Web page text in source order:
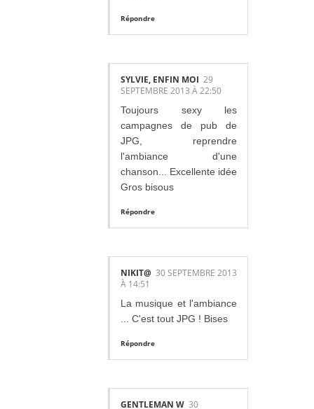
Répondre
SYLVIE, ENFIN MOI 29
SEPTEMBRE 2013 À 22:50
Toujours sexy les
campagnes de pub de
JPG, reprendre
l'ambiance d'une
chanson... Excellente idée
Gros bisous
Répondre
NIKIT@ 30 SEPTEMBRE 2013
À 14:51
La musique et l'ambiance
... C'est tout JPG ! Bises
Répondre
GENTLEMAN W 30